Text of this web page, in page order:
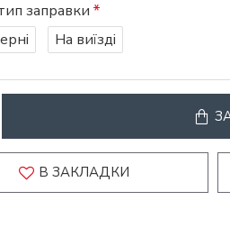
заправки
На виїзді
В ЗАКЛАДКИ